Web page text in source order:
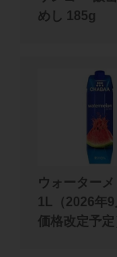
めし 185g
ウォーター
1L（2026年9
価格改定予定